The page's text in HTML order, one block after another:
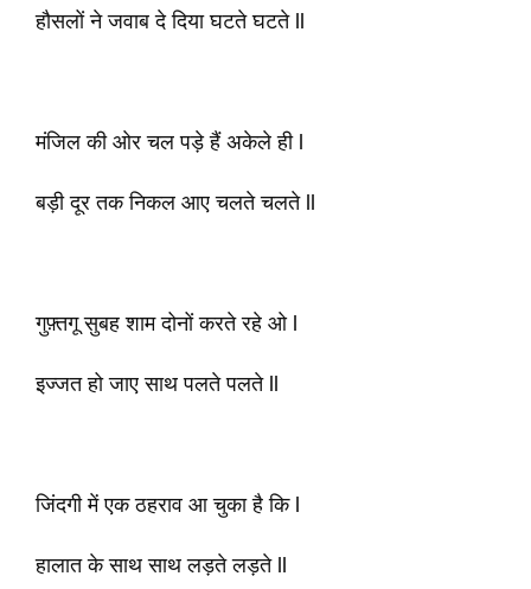
हौसलों ने जवाब दे दिया घटते घटते ll
मंजिल की ओर चल पड़े हैं अकेले ही l
बड़ी दूर तक निकल आए चलते चलते ll
गुफ़्तगू सुबह शाम दोनों करते रहे ओ l
इज्जत हो जाए साथ पलते पलते ll
जिंदगी में एक ठहराव आ चुका है कि l
हालात के साथ साथ लड़ते लड़ते ll